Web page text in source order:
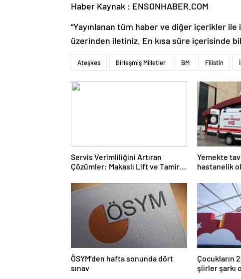
Haber Kaynak : ENSONHABER.COM
“Yayınlanan tüm haber ve diğer içerikler
üzerinden iletiniz. En kısa süre içerisinde
Ateşkes Birleşmiş Milletler BM Filistin
Servis Verimliliğini Artıran
Çözümler: Makaslı Lift ve Tamirci
Yemekte
hastanelik
ÖSYM’den hafta sonunda dört
sınav
Çocukların
şiirler şarkı